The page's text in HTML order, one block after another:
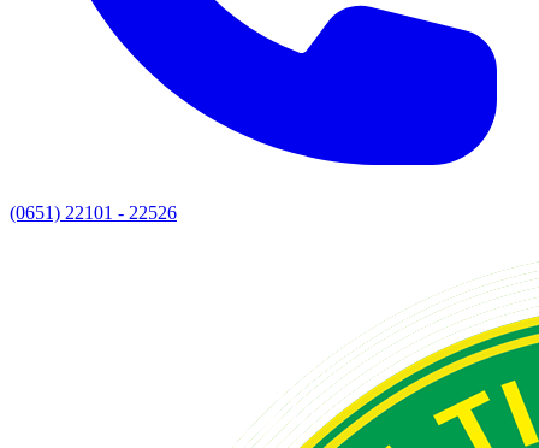
(0651) 22101 - 22526